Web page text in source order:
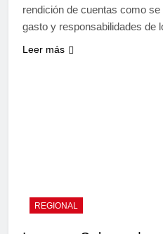
rendición de cuentas como
gasto y responsabilidades de
Leer más
REGIONAL